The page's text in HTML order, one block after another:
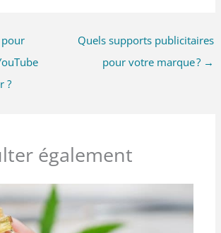
?
Quels supports publicitaires
pour votre marque ? →
également